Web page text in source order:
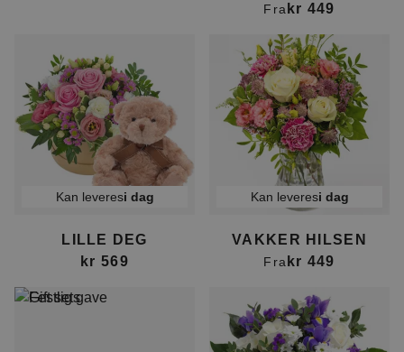
Fra kr 449
Kan leveresi dag
LILLE DEG
kr 569
Kan leveresi dag
VAKKER HILSEN
Fra kr 449